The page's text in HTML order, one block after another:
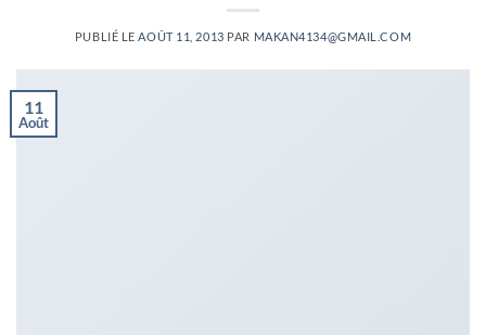
PUBLIÉ LEAOÛT 11, 2013 PAR MAKAN4134@GMAIL.COM
11
Août